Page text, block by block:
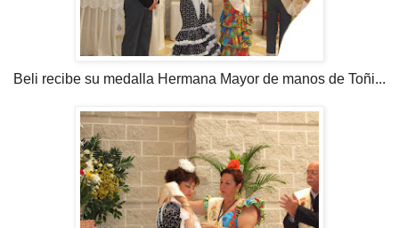
Beli recibe su medalla Hermana Mayor de manos de Toñi...